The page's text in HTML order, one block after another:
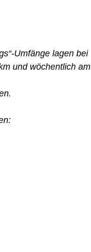
Umfänge lagen bei
und wöchentlich am